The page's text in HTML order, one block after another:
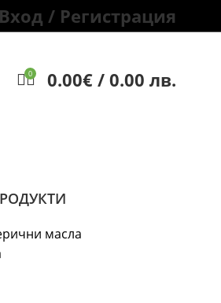
Вход / Регистрация
0 0.00€/ 0.00 лв.
масла